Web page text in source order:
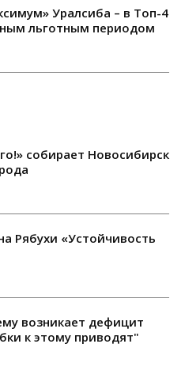
Уралсиба – в Топ-4
льготным периодом
собирает Новосибирск
Рябухи «Устойчивость
возникает дефицит
к этому приводят"